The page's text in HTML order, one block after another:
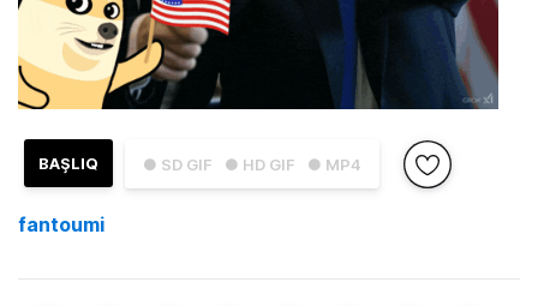
● SD GIF ● HD GIF ● MP4
BAŞLIQ
fantoumi